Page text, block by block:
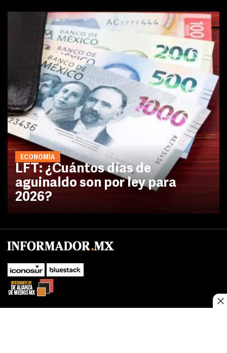
ECONOMÍA
LFT: ¿Cuántos días de
aguinaldo son por ley para
2026?